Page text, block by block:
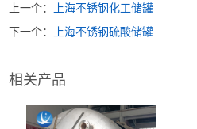
上一个：
上海不锈钢化工储罐
下一个：
上海不锈钢硫酸储罐
相关产品